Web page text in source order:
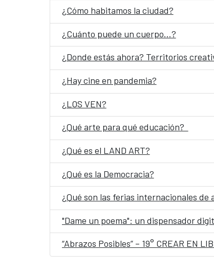
¿Cómo habitamos la ciudad?
¿Cuánto puede un cuerpo…?
¿Donde estás ahora? Territorios
¿Hay cine en pandemia?
¿LOS VEN?
¿Qué arte para qué educación?
¿Qué es el LAND ART?
¿Qué es la Democracia?
¿Qué son las ferias internacionales de
"Dame un poema": un dispensador
“Abrazos Posibles” – 19° CREAR EN